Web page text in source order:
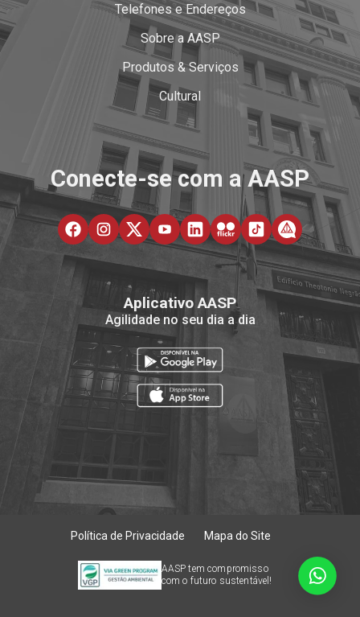
Telefones e Endereços
Sobre a AASP
Produtos & Serviços
Cultural
Conecte-se com a AASP
Aplicativo AASP
Agilidade no seu dia a dia
Política de Privacidade Mapa do Site
AASP tem compromisso
com o futuro sustentável!